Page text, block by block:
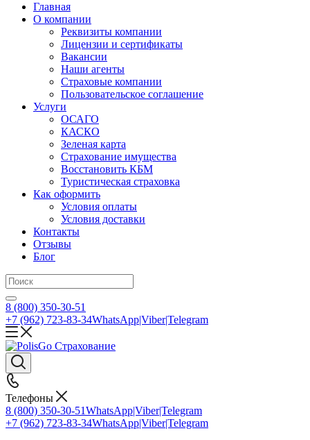
Главная
О компании
Реквизиты компании
Лицензии и сертификаты
Вакансии
Наши агенты
Страховые компании
Пользовательское соглашение
Услуги
ОСАГО
КАСКО
Зеленая карта
Страхование имущества
Восстановить КБМ
Туристическая страховка
Как оформить
Условия оплаты
Условия доставки
Контакты
Отзывы
Блог
8 (800) 350-30-51
+7 (962) 723-83-34WhatsApp|Viber|Telegram
Телефоны
8 (800) 350-30-51WhatsApp|Viber|Telegram
+7 (962) 723-83-34WhatsApp|Viber|Telegram